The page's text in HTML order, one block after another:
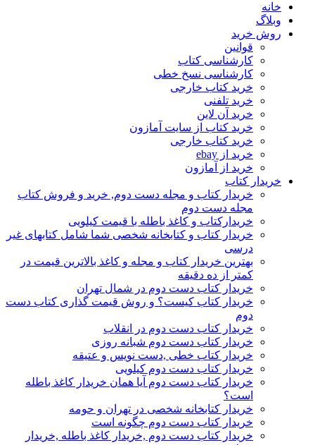
خانه
وبلاگ
روش خرید
قوانین
کارشناسی کتاب
کارشناسی نسخ خطی
خرید کتاب خارجی
خرید تلفنی
خرید آن لاین
خرید کتاب از سایت آمازون
خرید کتاب خارجی
خرید از ebay
خرید از آمازون
خریدار کتاب
خریدار کتاب و مجله دست دوم, خرید و فروش کتاب
مجله دست دوم
خریدارکتاب و کاغذ باطله با قیمت کیلویی
خریدار کتاب و کتابخانه شخصی شما شامل کتابهای غیر
درسی
بهترین خریدار کتاب و مجله و کاغذ بالاترین قیمت در
کمتر از ده دقیقه
خریدار کتاب دست دوم در شمال تهران
خریدار کتاب کیست؟ و روش قیمت گذاری کتاب دست
دوم
خریدار کتاب دست دوم در انقلاب
خریدار کتاب دست دوم شبانه روزی
خریدار کتاب خطی ,دست نویس و عتیقه
خریدار کتاب دست دوم کیلویی
خریدار کتاب دست دوم آیا همان خریدار کاغذ باطله
است؟
خریدار کتابخانه شخصی در تهران و حومه
خریدار کتاب دست دوم چگونه است
خریدار کتاب دست دوم ,خریدار کاغذ باطله ,خریدار